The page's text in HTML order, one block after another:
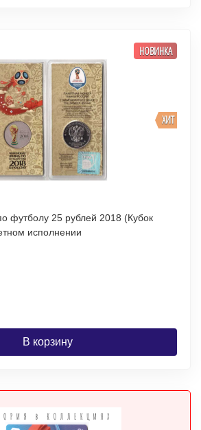
ХИТ
НОВИНКА
футболу 25 рублей 2018 (Кубок
исполнении
В корзину